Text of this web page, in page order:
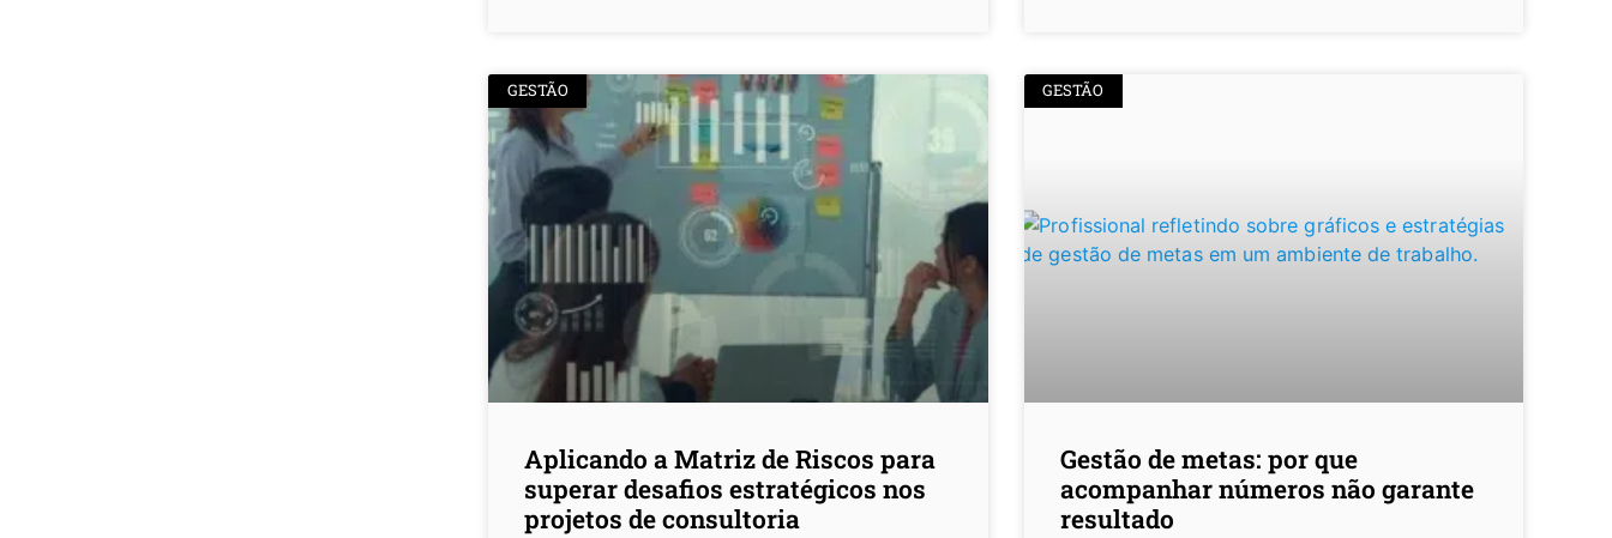
GESTÃO
Aplicando a Matriz de Riscos para
superar desafios estratégicos nos
projetos de consultoria
GESTÃO
Gestão de metas: por que
acompanhar números não garante
resultado